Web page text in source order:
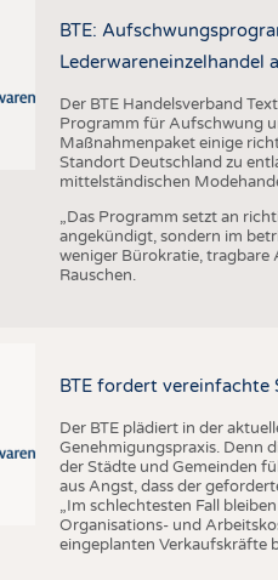
BTE:
Lederwareneinzelhandel
Der BTE Handelsverband
Programm für Aufschwung
Maßnahmenpaket einige
Standort Deutschland zu
mittelständischen
„Das Programm setzt an
angekündigt, sondern im
weniger Bürokratie, tragbare
Rauschen.
BTE fordert vereinfachte
Der BTE plädiert in der
Genehmigungspraxis. Denn
der Städte und Gemeinden
aus Angst, dass der
„Im schlechtesten Fall
Organisations- und
eingeplanten Verkaufskräfte